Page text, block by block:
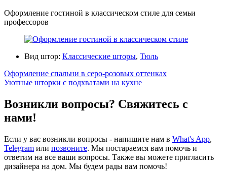
Оформление гостиной в классическом стиле для семьи
профессоров
Вид штор: Классические шторы, Тюль
Оформление спальни в серо-розовых оттенках
Уютные шторки с подхватами на кухне
Возникли вопросы? Свяжитесь с
нами!
Если у вас возникли вопросы - напишите нам в What's App,
Telegram или позвоните. Мы постараемся вам помочь и
ответим на все ваши вопросы. Также вы можете пригласить
дизайнера на дом. Мы будем рады вам помочь!